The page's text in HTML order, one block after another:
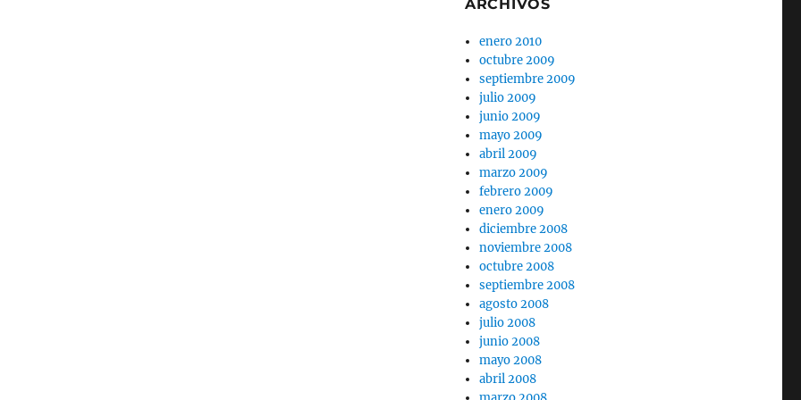
ARCHIVOS
enero 2010
octubre 2009
septiembre 2009
julio 2009
junio 2009
mayo 2009
abril 2009
marzo 2009
febrero 2009
enero 2009
diciembre 2008
noviembre 2008
octubre 2008
septiembre 2008
agosto 2008
julio 2008
junio 2008
mayo 2008
abril 2008